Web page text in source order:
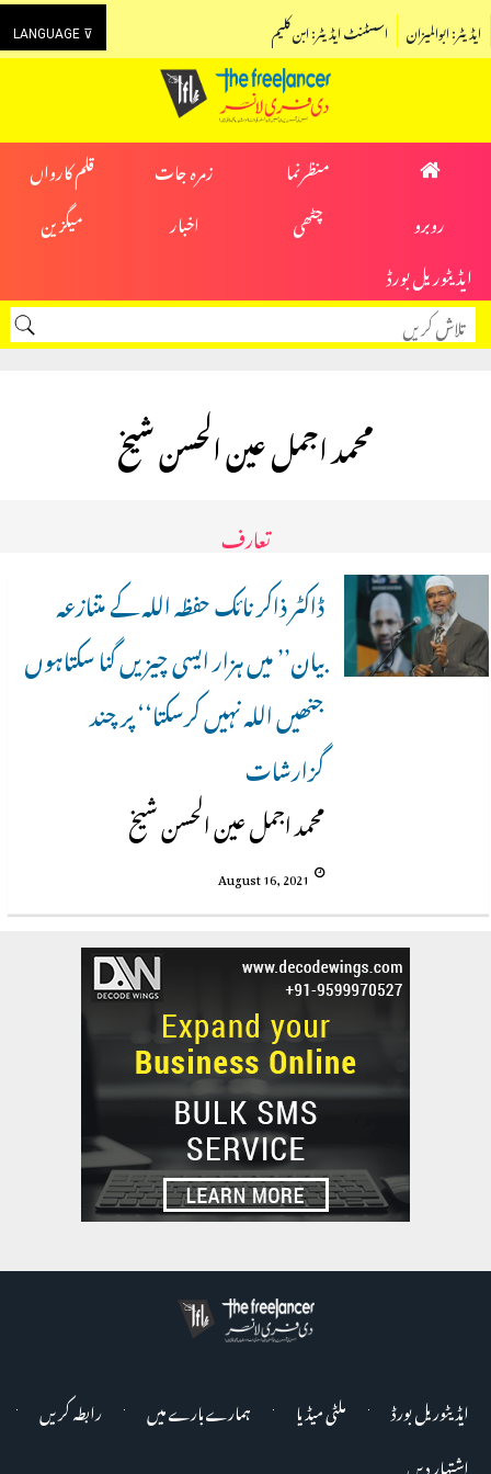
LANGUAGE ⊽ اسسٹنٹ ایڈیٹر: ابن کلیم ایڈیٹر: ابوالمیزان
منظرنما زمرہ جات
قلم کارواں
روبرو
چٹھی اخبار
میگزین
ایڈیٹوریل بورڈ
محمد اجمل عین الحسن شیخ
تعارف
ڈاکٹر ذاکر نائک حفظہ اللہ کے متنازعہ
بیان’’ میں ہزار ایسی چیزیں گنا سکتاہوں
جنھیں اللہ نہیں کرسکتا‘‘ پر چند
گزارشات
محمد اجمل عین الحسن شیخ
August 16, 2021
ایڈیٹوریل بورڈ ملٹی میڈیا ہمارے بارے میں
رابطہ کریں
اشتہار دیں